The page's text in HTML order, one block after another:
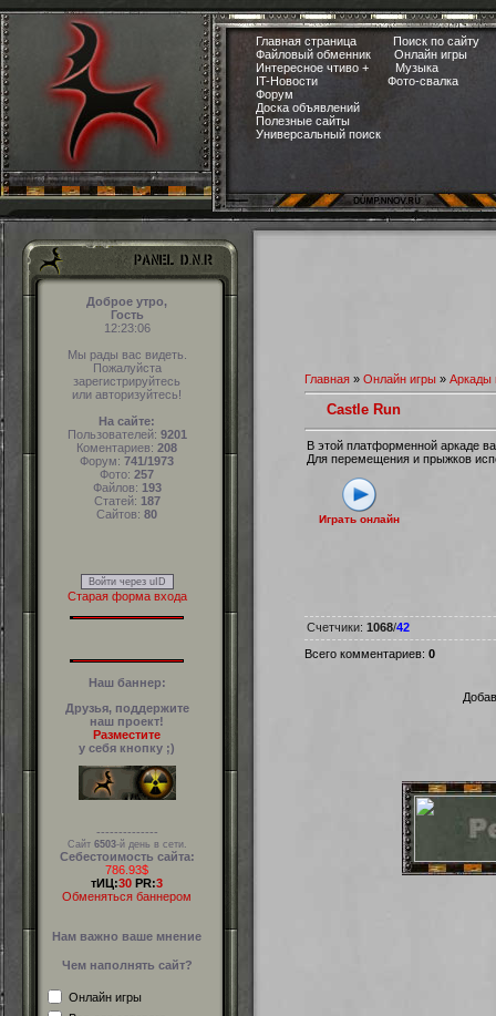
Главная страница
Поиск по сайту
Файловый обменник
Онлайн игры
Интересное чтиво +
Музыка
IT-Новости
Фото-свалка
Форум
Доска объявлений
Полезные сайты
Универсальный поиск
Доброе утро,
Гость
12:23:07
Мы рады вас видеть.
Пожалуйста
зарегистрируйтесь
или авторизуйтесь!
На сайте:
Пользователей: 9201
Коментариев: 208
Форум: 741/1973
Фото: 257
Файлов: 193
Статей: 187
Сайтов: 80
Войти через uID
Старая форма входа
Наш баннер:
Друзья, поддержите
наш проект!
Разместите
у себя кнопку ;)
--------------
Сайт 6503-й день в сети.
Себестоимость сайта:
786.93$
тИЦ:30 PR:3
Обменяться баннером
Нам важно ваше мнение
Чем наполнять сайт?
Онлайн игры
Главная » Онлайн игры » Аркады
Castle Run
В этой платформенной аркаде
Для перемещения и прыжков
Играть онлайн
Счетчики: 1068/42
Всего комментариев: 0